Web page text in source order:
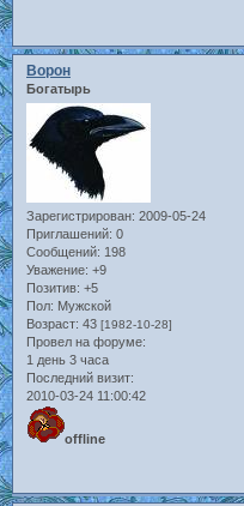
Ворон
Богатырь
Зарегистрирован: 2009-05-24
Приглашений: 0
Сообщений: 198
Уважение: +9
Позитив: +5
Пол: Мужской
Возраст: 43 [1982-10-28]
Провел на форуме:
1 день 3 часа
Последний визит:
2010-03-24 11:00:42
offline